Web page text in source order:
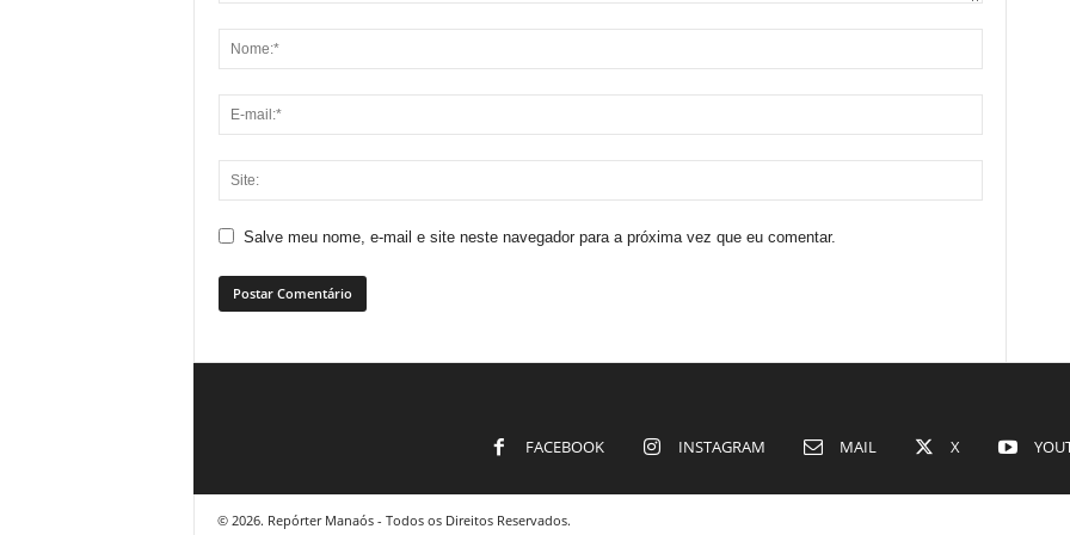
Salve meu nome, e-mail e site neste navegador para a próxima vez que eu comentar.
FACEBOOK INSTAGRAM MAIL X
© 2026. Repórter Manaós - Todos os Direitos Reservados.